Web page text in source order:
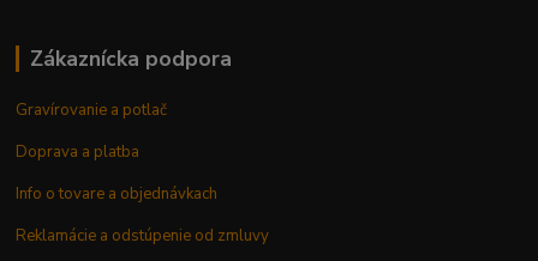
Zákaznícka podpora
Gravírovanie a potlač
Doprava a platba
Info o tovare a objednávkach
Reklamácie a odstúpenie od zmluvy